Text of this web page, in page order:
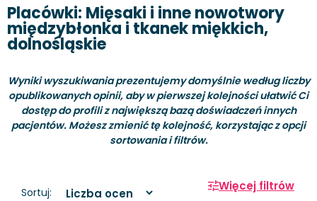
Placówki: Mięsaki i inne nowotwory
międzybłonka i tkanek miękkich,
dolnośląskie
Wyniki wyszukiwania prezentujemy domyślnie według liczby
opublikowanych opinii, aby w pierwszej kolejności ułatwić Ci
dostęp do profili z największą bazą doświadczeń innych
pacjentów. Możesz zmienić tę kolejność, korzystając z opcji
sortowania i filtrów.
Sortuj: Więcej filtrów